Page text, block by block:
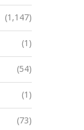
(1,147)
(1)
(54)
(1)
(73)